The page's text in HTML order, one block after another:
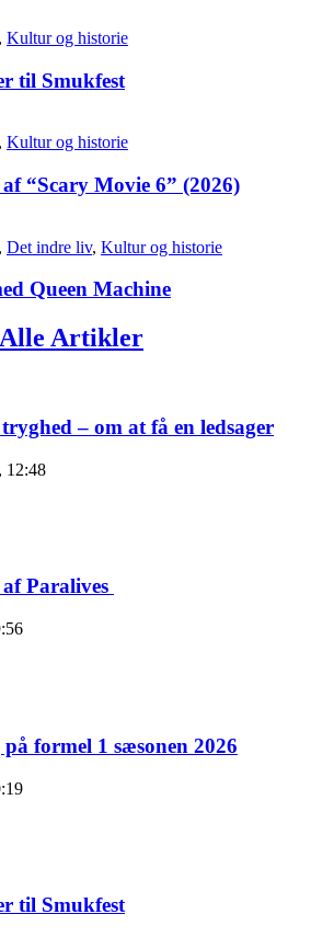
Kultur og historie
til Smukfest
Kultur og historie
af “Scary Movie 6” (2026)
Det indre liv, Kultur og historie
Queen Machine
Alle Artikler
– om at få en ledsager
12:48
Paralives
formel 1 sæsonen 2026
til Smukfest